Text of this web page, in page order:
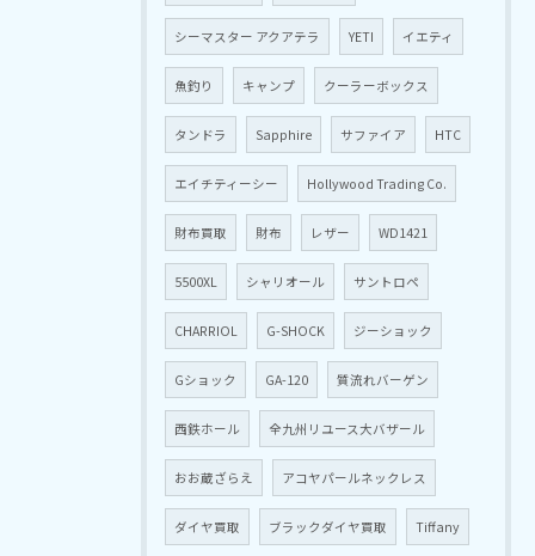
シーマスター アクアテラ YETI イエティ
魚釣り キャンプ クーラーボックス
タンドラ Sapphire サファイア HTC
エイチティーシー Hollywood Trading Co.
財布買取 財布 レザー WD1421
5500XL シャリオール サントロペ
CHARRIOL G-SHOCK ジーショック
Gショック GA-120 質流れバーゲン
西鉄ホール 全九州リユース大バザール
おお蔵ざらえ アコヤパールネックレス
ダイヤ買取 ブラックダイヤ買取 Tiffany